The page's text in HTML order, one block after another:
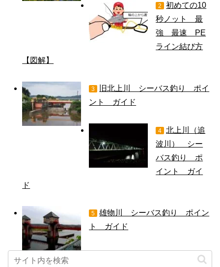
2
初めての10
秒ノット 最
強 最速 PE
ライン結び方
【図解】
3
旧北上川 シーバス釣り ポイ
ント ガイド
4
北上川（追
波川） シー
バス釣り ポ
イント ガイ
ド
5
雄物川 シーバス釣り ポイン
ト ガイド